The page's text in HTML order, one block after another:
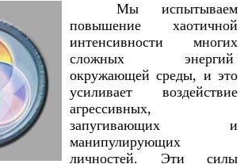
Мы испытываем
повышение хаотичной
интенсивности многих
сложных энергий
окружающей среды, и это
усиливает воздействие
агрессивных,
запугивающих и
манипулирующих
личностей. Эти силы